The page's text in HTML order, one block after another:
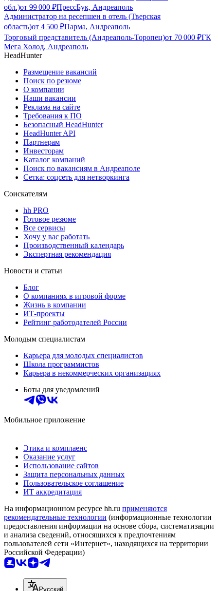
обл.)от 99 000 ₽ПрессБук, Андреаполь
Администратор на ресепшен в отель (Тверская
область)от 4 500 ₽Парма, Андреаполь
Торговый представитель (Андреаполь-Торопец)от 70 000 ₽ГК
Мега Холод, Андреаполь
HeadHunter
Размещение вакансий
Поиск по резюме
О компании
Наши вакансии
Реклама на сайте
Требования к ПО
Безопасный HeadHunter
HeadHunter API
Партнерам
Инвесторам
Каталог компаний
Поиск по вакансиям в Андреаполе
Сетка: соцсеть для нетворкинга
Соискателям
hh PRO
Готовое резюме
Все сервисы
Хочу у вас работать
Производственный календарь
Экспертная рекомендация
Новости и статьи
Блог
О компаниях в игровой форме
Жизнь в компании
ИТ-проекты
Рейтинг работодателей России
Молодым специалистам
Карьера для молодых специалистов
Школа программистов
Карьера в некоммерческих организациях
Боты для уведомлений
Мобильное приложение
Этика и комплаенс
Оказание услуг
Использование сайтов
Защита персональных данных
Пользовательское соглашение
ИТ аккредитация
На информационном ресурсе hh.ru применяются
рекомендательные технологии (информационные технологии
предоставления информации на основе сбора, систематизации
и анализа сведений, относящихся к предпочтениям
пользователей сети «Интернет», находящихся на территории
Российской Федерации)
Русский